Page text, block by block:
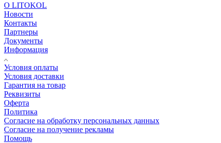
О LITOKOL
Новости
Контакты
Партнеры
Документы
Информация
Условия оплаты
Условия доставки
Гарантия на товар
Реквизиты
Оферта
Политика
Согласие на обработку персональных данных
Согласие на получение рекламы
Помощь